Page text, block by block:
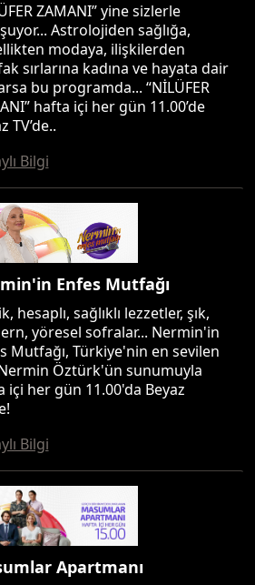
ZAMANI” yine sizlerle
Astrolojiden sağlığa,
modaya, ilişkilerden
sırlarına kadına ve hayata dair
bu programda... “NİLÜFER
hafta içi her gün 11.00’de
TV’de..
Bilgi
Enfes Mutfağı
hesaplı, sağlıklı lezzetler, şık,
yöresel sofralar... Nermin'in
Mutfağı, Türkiye'nin en sevilen
Öztürk'ün sunumuyla
içi her gün 11.00'da Beyaz
Bilgi
Apartmanı